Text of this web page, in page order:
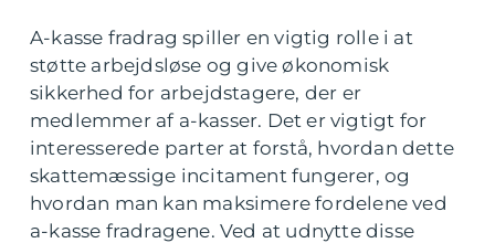
A-kasse fradrag spiller en vigtig rolle i at
støtte arbejdsløse og give økonomisk
sikkerhed for arbejdstagere, der er
medlemmer af a-kasser. Det er vigtigt for
interesserede parter at forstå, hvordan dette
skattemæssige incitament fungerer, og
hvordan man kan maksimere fordelene ved
a-kasse fradragene. Ved at udnytte disse